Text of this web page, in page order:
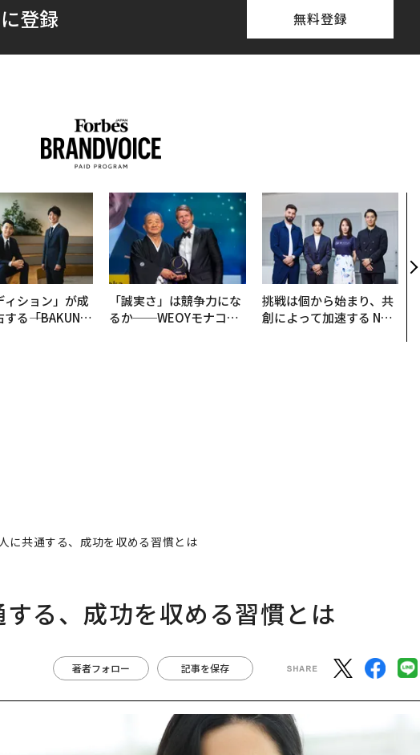
登録 無料登録
ィション」が成
る――「BAKUN
「誠実さ」は競争力にな
るか──WEOYモナコで
挑戦は個から始まり、共
創によって加速する NOR
に共通する、成功を収める習慣とは
る、成功を収める習慣とは
著者フォロー 記事を保存